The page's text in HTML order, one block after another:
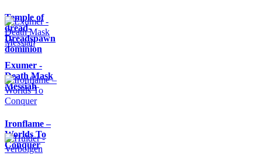
Temple of
dread-
Dreadspawn
dominion
Exumer -
Death Mask
Messiah
Ironflame –
Worlds To
Conquer